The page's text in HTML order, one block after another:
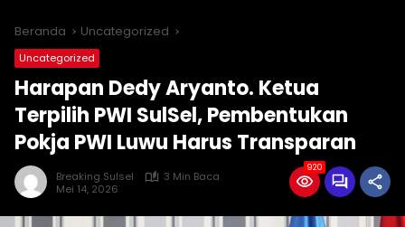
Beranda Uncategorized
Uncategorized
Harapan Dedy Aryanto. Ketua
Terpilih PWI SulSel, Pembentukan
Pokja PWI Luwu Harus Transparan
Breaking Sulsel
3 Min Baca
Mei 14, 2026
920